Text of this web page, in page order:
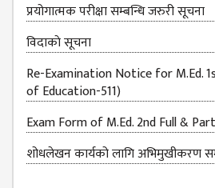
प्रयोगात्मक परीक्षा सम्बन्धि जरुरी सूचना
विदाकाे सूचना
Re-Examination Notice for M.Ed.
of Education-511)
Exam Form of M.Ed. 2nd Full &
शोधलेखन कार्यको लागि अभिमुखीकरण